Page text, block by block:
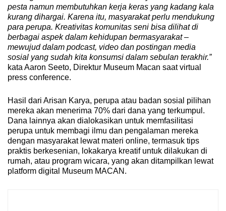
pesta namun membutuhkan kerja keras yang kadang kala
kurang dihargai. Karena itu, masyarakat perlu mendukung
para perupa. Kreativitas komunitas seni bisa dilihat di
berbagai aspek dalam kehidupan bermasyarakat –
mewujud dalam podcast, video dan postingan media
sosial yang sudah kita konsumsi dalam sebulan terakhir.”
kata Aaron Seeto, Direktur Museum Macan saat virtual
press conference.
Hasil dari Arisan Karya, perupa atau badan sosial pilihan
mereka akan menerima 70% dari dana yang terkumpul.
Dana lainnya akan dialokasikan untuk memfasilitasi
perupa untuk membagi ilmu dan pengalaman mereka
dengan masyarakat lewat materi online, termasuk tips
praktis berkesenian, lokakarya kreatif untuk dilakukan di
rumah, atau program wicara, yang akan ditampilkan lewat
platform digital Museum MACAN.